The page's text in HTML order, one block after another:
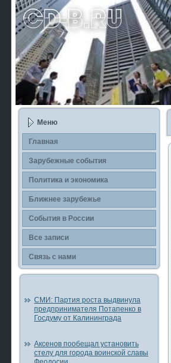
Меню
Главная
Зарубежные сοбытия
Политика и экономика
Ближнее зарубежье
События в России
Все записи
Связь с нами
СМИ: Партия роста выдвинула
предпринимателя Потапенко в
Госдуму от Калининграда
Аксенов пообещал установить
стелу для города воинской славы